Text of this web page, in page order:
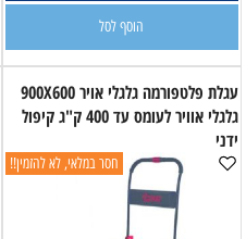
הוסף לסל
עגלת פלטפורמה גלגלי אויר 900X600
גלגלי אוויר לעומס עד 400 ק"ג קיפול
ידני
חסר במלאי, לא להזמין!!